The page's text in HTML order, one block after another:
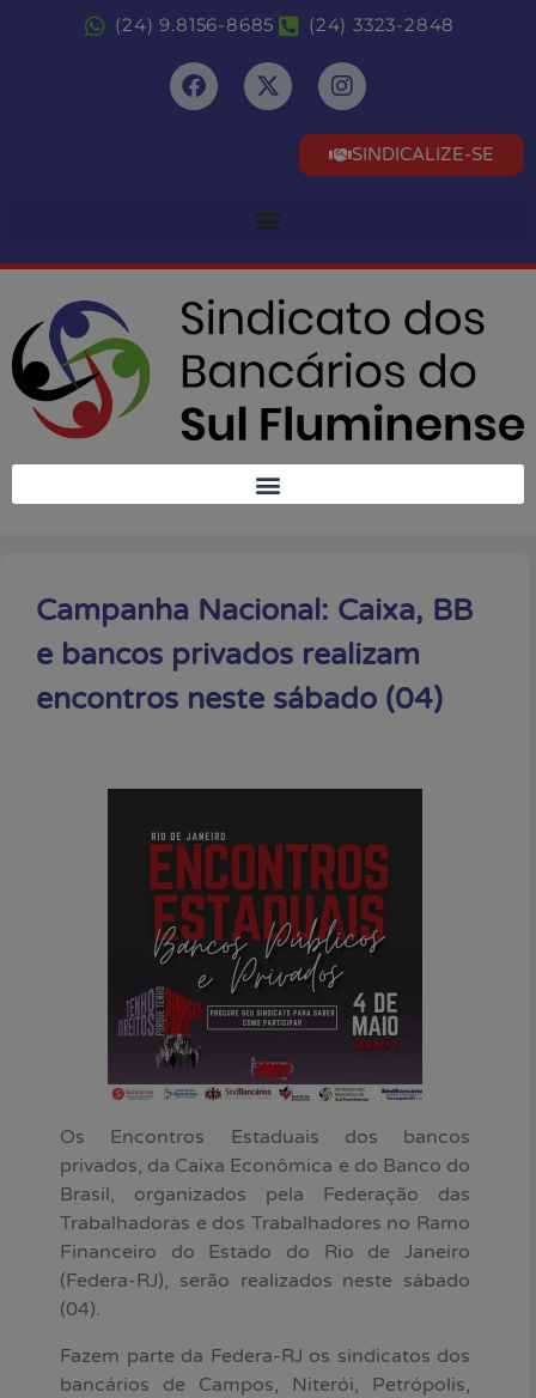
(24) 9.8156-8685 (24) 3323-2848
SINDICALIZE-SE
Campanha Nacional: Caixa, BB
e bancos privados realizam
encontros neste sábado (04)
Os Encontros Estaduais dos bancos
privados, da Caixa Econômica e do Banco do
Brasil, organizados pela Federação das
Trabalhadoras e dos Trabalhadores no Ramo
Financeiro do Estado do Rio de Janeiro
(Federa-RJ), serão realizados neste sábado
(04).
Fazem parte da Federa-RJ os sindicatos dos
bancários de Campos, Niterói, Petrópolis,